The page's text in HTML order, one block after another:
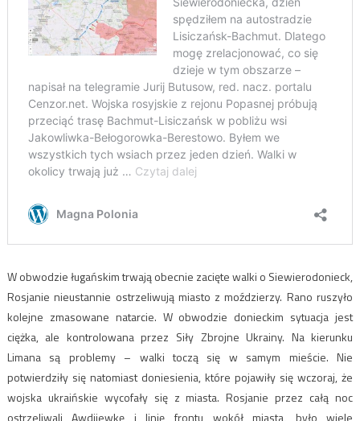
W obwodzie ługańskim trwają obecnie zacięte walki o Siewierodonieck,
Rosjanie nieustannie ostrzeliwują miasto z moździerzy. Rano ruszyło
kolejne zmasowane natarcie. W obwodzie donieckim sytuacja jest
ciężka, ale kontrolowana przez Siły Zbrojne Ukrainy. Na kierunku
Limana są problemy – walki toczą się w samym mieście. Nie
potwierdziły się natomiast doniesienia, które pojawiły się wczoraj, że
wojska ukraińskie wycofały się z miasta. Rosjanie przez całą noc
ostrzeliwali Awdijewkę i linię frontu wokół miasta, było wiele